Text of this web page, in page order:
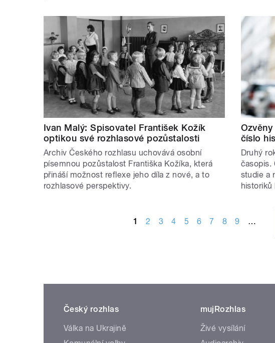
Ivan Malý: Spisovatel František Kožík
optikou své rozhlasové pozůstalosti
Archiv Českého rozhlasu uchovává osobní
písemnou pozůstalost Františka Kožíka, která
přináší možnost reflexe jeho díla z nové, a to
rozhlasové perspektivy.
číslo
Druhý
časopis.
studie a
1 2 3 4 5 6 7 8 9 …
Český rozhlas
Válka na Ukrajině
mujRozhlas
Živé vysílání